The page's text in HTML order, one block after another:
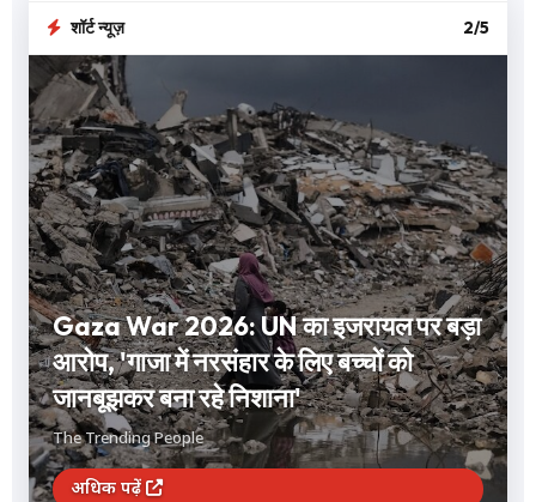
शॉर्ट न्यूज़ 2/5
Gaza War 2026: UN का इजरायल पर बड़ा
आरोप, 'गाजा में नरसंहार के लिए बच्चों को
जानबूझकर बना रहे निशाना'
The Trending People
अधिक पढ़ें